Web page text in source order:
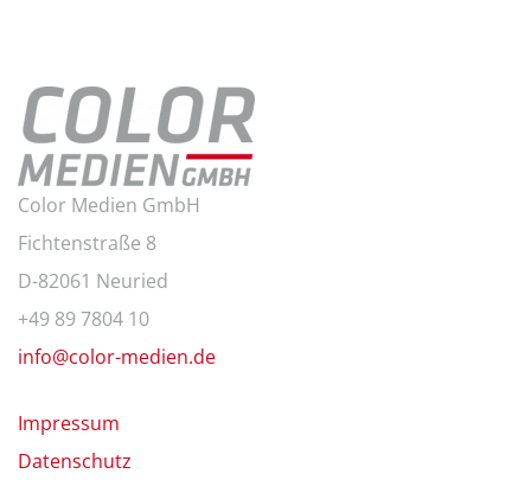
Color Medien GmbH
Fichtenstraße 8
D-82061 Neuried
+49 89 7804 10
info@color-medien.de
Impressum
Datenschutz